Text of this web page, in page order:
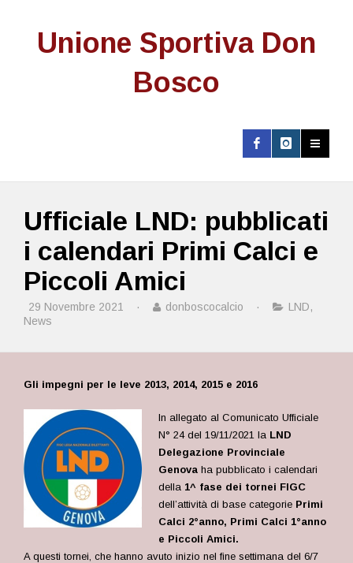
Unione Sportiva Don
Bosco
Ufficiale LND: pubblicati
i calendari Primi Calci e
Piccoli Amici
29 Novembre 2021 · donboscocalcio · LND,
News
Gli impegni per le leve 2013, 2014, 2015 e 2016
In allegato al Comunicato Ufficiale
N° 24 del 19/11/2021 la LND
Delegazione Provinciale
Genovaha pubblicato i calendari
della 1^ fase dei tornei FIGC
dell’attività di base categorie Primi
Calci 2°anno, Primi Calci 1°anno
e Piccoli Amici.
A questi tornei, che hanno avuto inizio nel fine settimana del 6/7